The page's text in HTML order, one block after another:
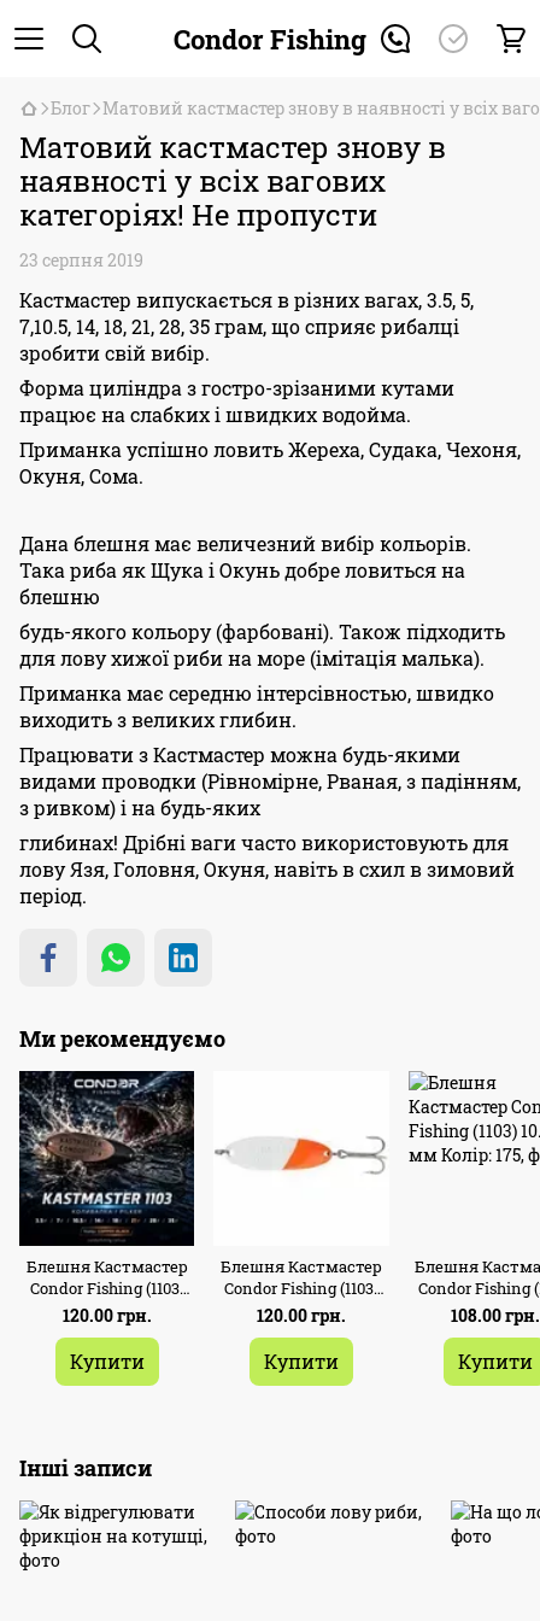
Condor Fishing
Блог Матовий кастмастер знову в наявності у всіх
Матовий кастмастер знову в
наявності у всіх вагових
категоріях! Не пропусти
23 серпня 2019
Кастмастер випускається в різних вагах, 3.5, 5,
7,10.5, 14, 18, 21, 28, 35 грам, що сприяє рибалці
зробити свій вибір.
Форма циліндра з гостро-зрізаними кутами
працює на слабких і швидких водойма.
Приманка успішно ловить Жереха, Судака, Чехоня,
Окуня, Сома.
Дана блешня має величезний вибір кольорів.
Така риба як Щука і Окунь добре ловиться на
блешню
будь-якого кольору (фарбовані). Також підходить
для лову хижої риби на море (імітація малька).
Приманка має середню інтерсівностью, швидко
виходить з великих глибин.
Працювати з Кастмастер можна будь-якими
видами проводки (Рівномірне, Рваная, з падінням,
з ривком) і на будь-яких
глибинах! Дрібні ваги часто використовують для
лову Язя, Головня, Окуня, навіть в схил в зимовий
період.
Ми рекомендуємо
Блешня Кастмастер
Condor Fishing (1103)
21г 55мм Колір: 08
120.00 грн.
Купити
Блешня Кастмастер
Condor Fishing (1103)
21г 55мм Колір: 164
120.00 грн.
Купити
Блешня
Condor Fishing
10.5г 45 мм
108.00 грн.
Купити
Інші записи